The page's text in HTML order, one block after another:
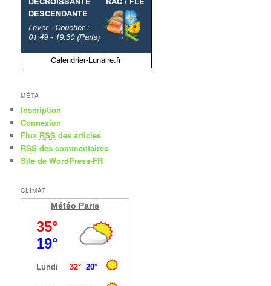
MÉTA
Inscription
Connexion
Flux RSS des articles
RSS des commentaires
Site de WordPress-FR
CLIMAT
Météo Paris